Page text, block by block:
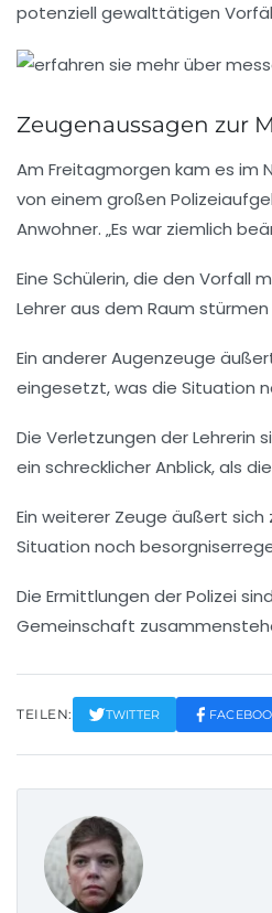
potenziell gewalttätigen
Zeugenaussagen zur
Am Freitagmorgen kam es im
von einem großen
Anwohner. „Es war ziemlich
Eine Schülerin, die den Vorfall
Lehrer aus dem Raum
Ein anderer Augenzeuge
eingesetzt, was die Situation
Die Verletzungen der Lehrerin
ein schrecklicher Anblick, als
Ein weiterer Zeuge äußert
Situation noch
Die Ermittlungen der Polizei
Gemeinschaft
TEILEN: TWITTER